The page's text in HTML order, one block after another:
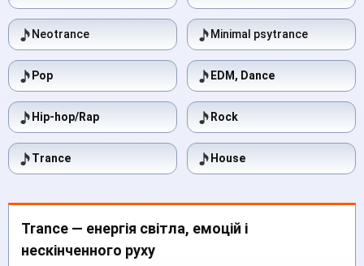
Neotrance Minimal psytrance
Pop EDM, Dance
Hip-hop/Rap Rock
Trance House
Trance — енергія світла, емоцій і
нескінченного руху